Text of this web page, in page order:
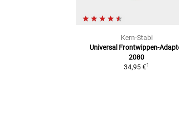
Kern-Stabi
Universal Frontwippen-
2080
34,95 €1